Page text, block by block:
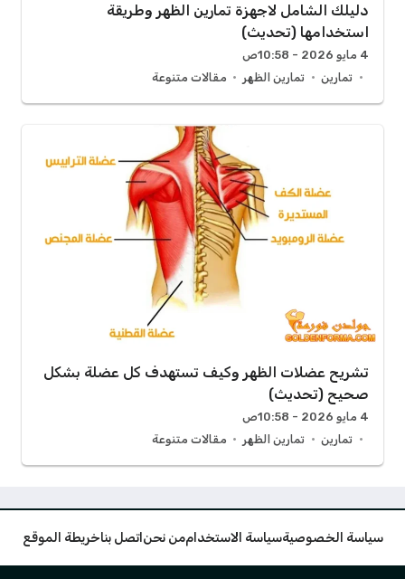
دليلك الشامل لاجهزة تمارين الظهر وطريقة
استخدامها (تحديث)
4 مايو 2026 - 10:58ص
تمارين
تمارين الظهر مقالات متنوعة
تشريح عضلات الظهر وكيف تستهدف كل عضلة بشكل
صحيح (تحديث)
4 مايو 2026 - 10:58ص
تمارين
تمارين الظهر مقالات متنوعة
سياسة الخصوصيةسياسة الاستخداممن نحن اتصل بناخريطة الموقع